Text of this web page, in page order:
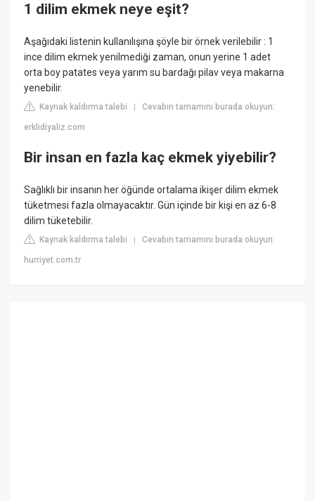
1 dilim ekmek neye eşit?
Aşağıdaki listenin kullanılışına şöyle bir örnek verilebilir : 1
ince dilim ekmek yenilmediği zaman, onun yerine 1 adet
orta boy patates veya yarım su bardağı pilav veya makarna
yenebilir.
Kaynak kaldırma talebi |Cevabın tamamını burada okuyun:
erklidiyaliz.com
Bir insan en fazla kaç ekmek yiyebilir?
Sağlıklı bir insanın her öğünde ortalama ikişer dilim ekmek
tüketmesi fazla olmayacaktır. Gün içinde bir kişi en az 6-8
dilim tüketebilir.
Kaynak kaldırma talebi |Cevabın tamamını burada okuyun:
hurriyet.com.tr